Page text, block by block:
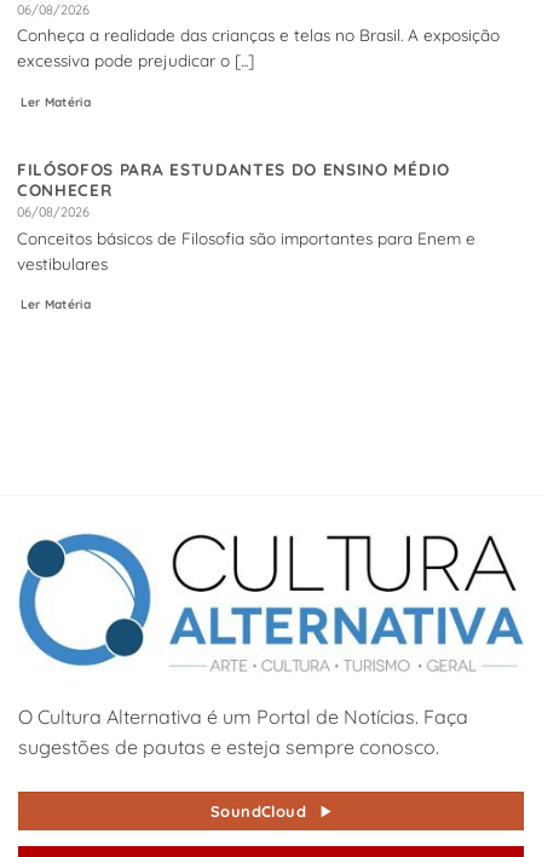
06/08/2026
Conheça a realidade das crianças e telas no Brasil. A exposição
excessiva pode prejudicar o [...]
Ler Matéria
FILÓSOFOS PARA ESTUDANTES DO ENSINO MÉDIO
CONHECER
06/08/2026
Conceitos básicos de Filosofia são importantes para Enem e
vestibulares
Ler Matéria
O Cultura Alternativa é um Portal de Notícias. Faça
sugestões de pautas e esteja sempre conosco.
SoundCloud